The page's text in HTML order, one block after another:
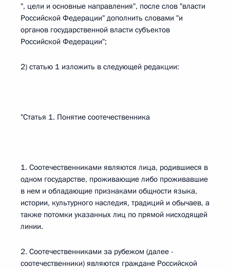
", цели и основные направления", после слов "власти
Российской Федерации" дополнить словами "и
органов государственной власти субъектов
Российской Федерации";
2) статью 1 изложить в следующей редакции:
"Статья 1. Понятие соотечественника
1. Соотечественниками являются лица, родившиеся в
одном государстве, проживающие либо проживавшие
в нем и обладающие признаками общности языка,
истории, культурного наследия, традиций и обычаев, а
также потомки указанных лиц по прямой нисходящей
линии.
2. Соотечественниками за рубежом (далее -
соотечественники) являются граждане Российской